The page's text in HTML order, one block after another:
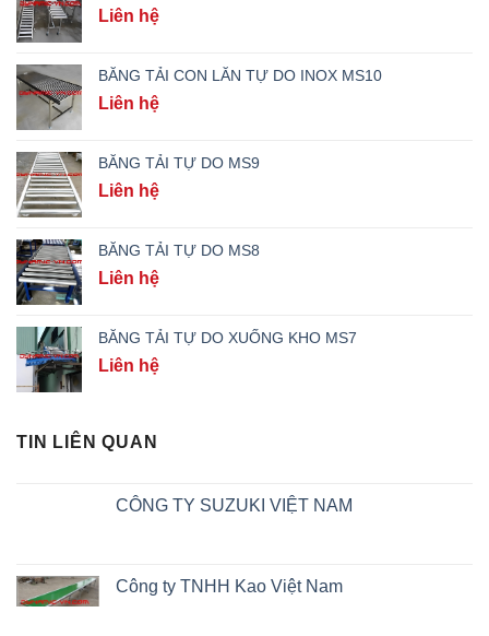
Liên hệ
BĂNG TẢI CON LĂN TỰ DO INOX MS10
Liên hệ
BĂNG TẢI TỰ DO MS9
Liên hệ
BĂNG TẢI TỰ DO MS8
Liên hệ
BĂNG TẢI TỰ DO XUỐNG KHO MS7
Liên hệ
TIN LIÊN QUAN
CÔNG TY SUZUKI VIỆT NAM
Công ty TNHH Kao Việt Nam